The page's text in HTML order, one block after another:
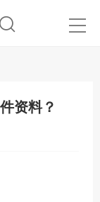
资料？